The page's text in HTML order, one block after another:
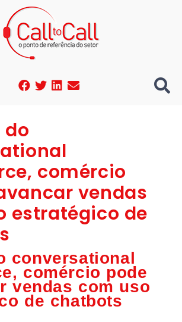
do
comércio
vendas
estratégico de
conversational
comércio pode
vendas com uso
de chatbots